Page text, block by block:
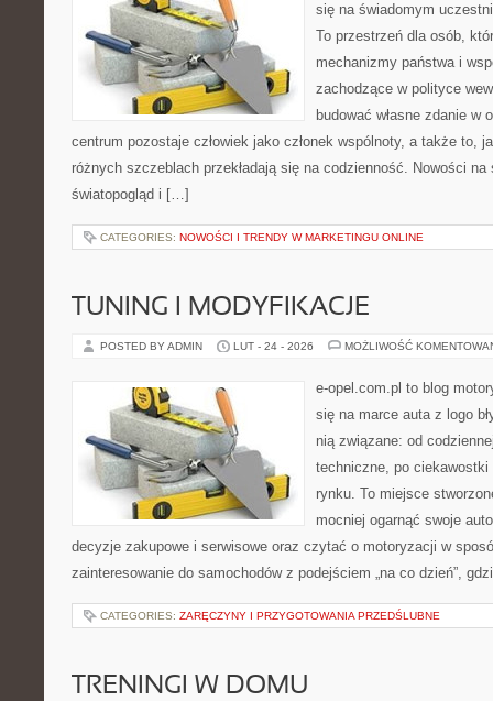
się na świadomym
To przestrzeń dla osób,
mechanizmy państwa i
zachodzące w polityce
budować własne zdanie
centrum pozostaje człowiek jako członek wspólnoty, a także to,
różnych szczeblach przekładają się na codzienność. Nowości
światopogląd i […]
CATEGORIES: NOWOŚCI I TRENDY W MARKETINGU ONLINE
TUNING I MODYFIKACJE
POSTED BY ADMIN LUT - 24 - 2026 MOŻLIWOŚĆ
e-opel.com.pl to blog
się na marce auta z logo
nią związane: od
techniczne, po
rynku. To miejsce
mocniej ogarnąć swoje
decyzje zakupowe i serwisowe oraz czytać o motoryzacji w
zainteresowanie do samochodów z podejściem „na co dzień”,
CATEGORIES: ZARĘCZYNY I PRZYGOTOWANIA PRZEDŚLUBNE
TRENINGI W DOMU